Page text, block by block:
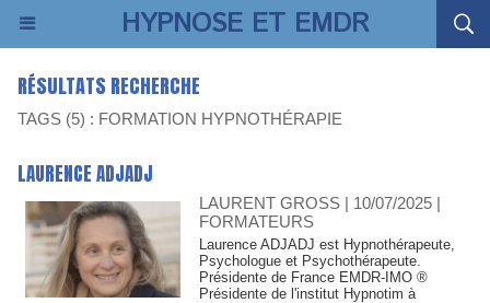
HYPNOSE ET EMDR
RÉSULTATS RECHERCHE
TAGS (5) : FORMATION HYPNOTHÉRAPIE
LAURENCE ADJADJ
LAURENT GROSS | 10/07/2025 |
FORMATEURS
Laurence ADJADJ est Hypnothérapeute,
Psychologue et Psychothérapeute.
Présidente de France EMDR-IMO ®
Présidente de l'institut Hypnotim à